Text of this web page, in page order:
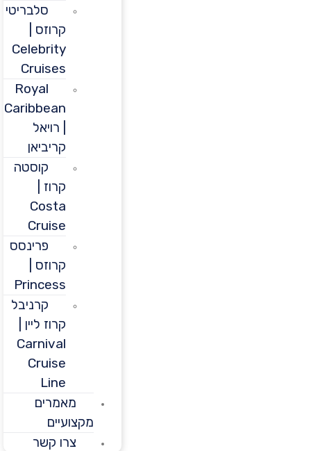
סלבריטי
קרוזס |
Celebrity
Cruises
Royal
Caribbean
קריביאן
קוסטה
Costa
Cruise
פרינסס
קרוזס |
Princess
קרניבל
קרוז ליין |
Carnival
Cruise
מאמרים
מקצועיים
צרו קשר